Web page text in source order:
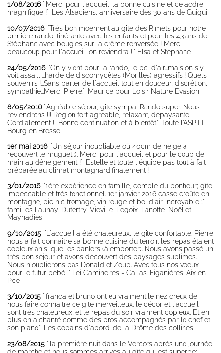
1/08/2016''Merci pour l'accueil, la bonne cuisine et ce acdre
magnifique !'' Les Alsaciens, anniversaire des 30 ans de Guigui
10/07/2016 ''Très bon moement au gîte des Rimets pour notre
prmière rando itinérante avec les enfants et pour les 43 ans de
Stéphane avec bougies sur la crême renversée ! Merci
beaucoup pour l'accueil, on reviendra !'' Elsa et Stéphane
24/05/2016''On y vient pour la rando, le bol d'air...mais on s'y
voit assailli...harde de discomycètes (Morilles) agressifs ! Quels
souvenirs !...Sans parler de l'accueil tout en douceur, discrétion,
sympathie...Merci Pierre.'' Maurice pour Loisir Nature Evasion
8/05/2016''Agréable séjour, gîte sympa, Rando super. Nous
reviendrons !!! Région fort agréable, relaxant, dépaysante.
Cordialement ! Bonne continuation et à bientôt.'' Toute l'ASPTT
Bourg en Bresse
1er mai 2016''Un séjour inoubliable où 40cm de neige a
recouvert le muguet :). Merci pour l'accueil et pour le coup de
main au déneigement !'' Estelle et toute l'équipe pas tout à fait
préparée au climat montagnard finalement !
3/01/2016 ''1ère expérience en famille, comble du bonheur; gîte
impeccable et très fonctionnel. 1er janvier 2016 casse croûte en
montagne, pic nic fromage, vin rouge et bol d'air. incroyable :.''
familles Launay, Dutertry, Vieville, Legoix, Lanotte, Noël et
Maynadies
9/10/2015 ''L'accueil a été chaleureux, le gîte confortable. Pierre
nous a fait connaitre sa bonne cuisine du terroir. les repas étaient
copieux anisi que les paniers (à emporter). Nous avons passé un
très bon séjour et avons découvert des paysages sublimes.
Nous n'oublierons pas Donald et Zoup. Avec tous nos voeux
pour le futur bébé '' Lei Camineires - Callas, Figanières, Aix en
Pce
3/10/2015 ''franca et bruno ont eu vraiment le nez creux de
nous faire connaitre ce gite merveilleux. le décor et l'accueil
sont très chaleureux, et le repas du soir vraiment copieux. Et en
plus on a chanté comme des pros accompagnés par le chef et
son piano.'' Les copains d'abord, de la Drôme des collines
23/08/2015 ''la première nuit dans le Vercors après une journée